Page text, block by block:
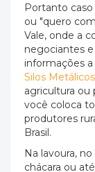
Portanto
ou "quero
Vale, onde a
negociantes
informações
Silos Metálicos
agricultura ou
você coloca
produtores
Brasil.
Na lavoura,
chácara ou